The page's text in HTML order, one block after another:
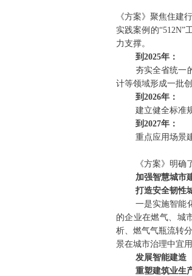
《方案》聚焦住建
实践案例的
力支撑。
到2025年：
夯实全省统一
计等领域形成一批
到2026年：
建立健全标准
到2027年：
重点应用场景
《方案》明
加强智慧城市
打造安全韧性
一是实施智能
的企业在燃气、城
析、燃气气瓶流转
景在城市治理中宜用
发展智能建造
重塑建筑业生